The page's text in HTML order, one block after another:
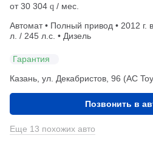
от30 304 q / мес.
Автомат • Полный привод • 2012 г.
л. / 245 л.с. • Дизель
Гарантия
Казань, ул. Декабристов, 96 (АС
Позвонить в
Еще 13 похожих авто